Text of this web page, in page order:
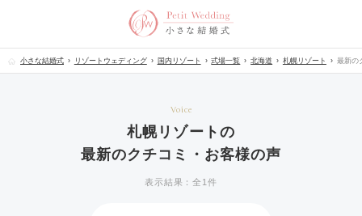
小さな結婚式 リゾートウェディング 国内リゾート 式場一覧 北海道 札幌リゾート 最新の
Voice
札幌リゾートの
最新のクチコミ・お客様の声
表示結果：全1件